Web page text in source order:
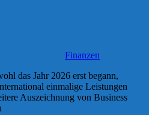
Finanzen
das Jahr 2026 erst begann,
einmalige Leistungen
Auszeichnung von Business